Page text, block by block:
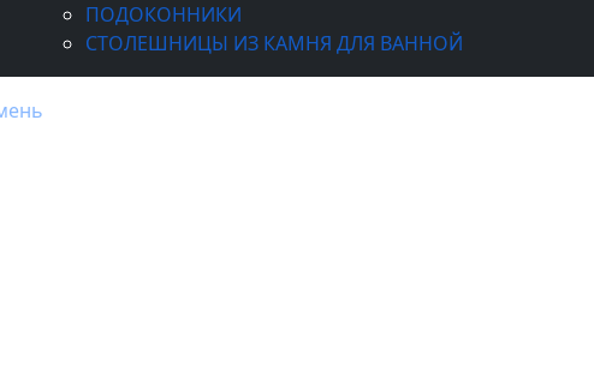
ПОДОКОННИКИ
СТОЛЕШНИЦЫ ИЗ КАМНЯ ДЛЯ ВАННОЙ